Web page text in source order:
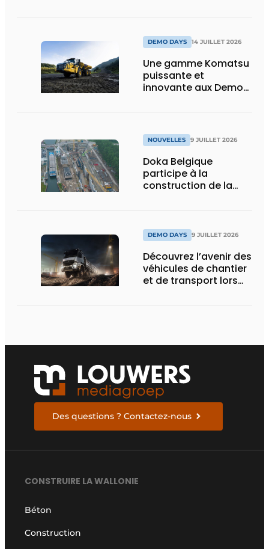
DEMO DAYS 14 JUILLET 2026
Une gamme Komatsu
puissante et
innovante aux Demo
NOUVELLES 9 JUILLET 2026
Doka Belgique
participe à la
construction de la
DEMO DAYS 9 JUILLET 2026
Découvrez l’avenir des
véhicules de chantier
et de transport lors
Des questions ? Contactez-nous
CONSTRUIRE LA WALLONIE
Béton
Construction